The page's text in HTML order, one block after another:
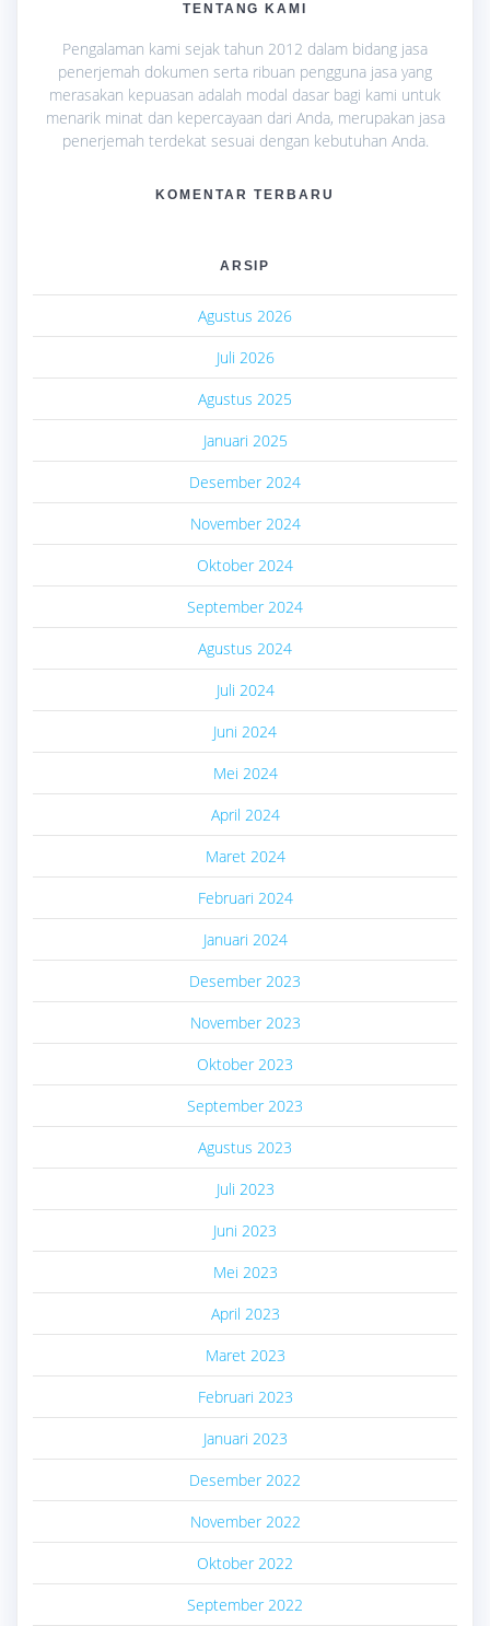
TENTANG KAMI
Pengalaman kami sejak tahun 2012 dalam bidang jasa
penerjemah dokumen serta ribuan pengguna jasa yang
merasakan kepuasan adalah modal dasar bagi kami untuk
menarik minat dan kepercayaan dari Anda, merupakan jasa
penerjemah terdekat sesuai dengan kebutuhan Anda.
KOMENTAR TERBARU
ARSIP
Agustus 2026
Juli 2026
Agustus 2025
Januari 2025
Desember 2024
November 2024
Oktober 2024
September 2024
Agustus 2024
Juli 2024
Juni 2024
Mei 2024
April 2024
Maret 2024
Februari 2024
Januari 2024
Desember 2023
November 2023
Oktober 2023
September 2023
Agustus 2023
Juli 2023
Juni 2023
Mei 2023
April 2023
Maret 2023
Februari 2023
Januari 2023
Desember 2022
November 2022
Oktober 2022
September 2022